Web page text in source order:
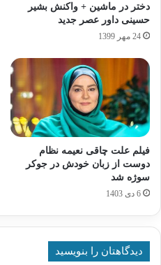
دختر در ماشین + واکنش بشیر
حسینی داور عصر جدید
24 مهر 1399
فیلم علت چاقی نعیمه نظام‌
دوست از زبان خودش در جوکر
سوژه شد
6 دی 1403
دیدگاهتان را بنویسید